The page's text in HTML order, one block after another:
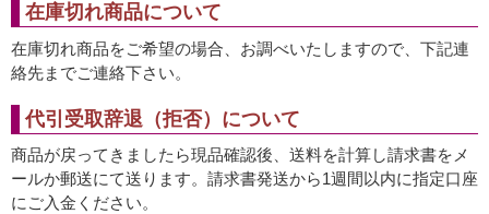
在庫切れ商品について
在庫切れ商品をご希望の場合、お調べいたしますので、下記連
絡先までご連絡下さい。
代引受取辞退（拒否）について
商品が戻ってきましたら現品確認後、送料を計算し請求書をメ
ールか郵送にて送ります。請求書発送から1週間以内に指定口座
にご入金ください。